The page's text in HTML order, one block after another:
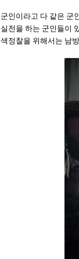
군인이라고 다 같은 군
실전을 하는 군인들이
색정찰을 위해서는 남